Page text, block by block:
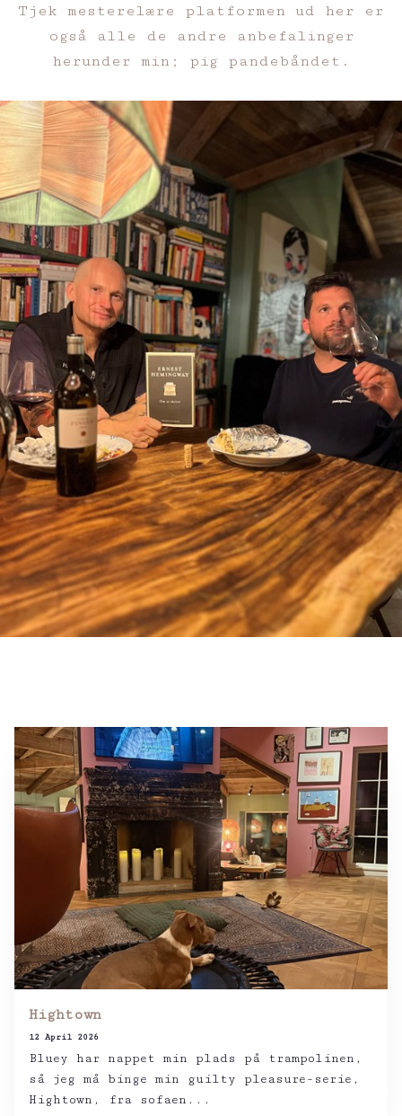
Tjek mesterelære platformen ud her er
også alle de andre anbefalinger
herunder min; pig pandebåndet.
Hightown
12 April 2026
Bluey har nappet min plads på trampolinen,
så jeg må binge min guilty pleasure-serie,
Hightown, fra sofaen...